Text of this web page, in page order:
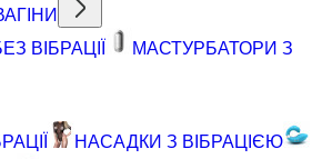
ВІБРАЦІЇ
МАСТУРБАТОРИ З
НАСАДКИ З ВІБРАЦІЄЮ